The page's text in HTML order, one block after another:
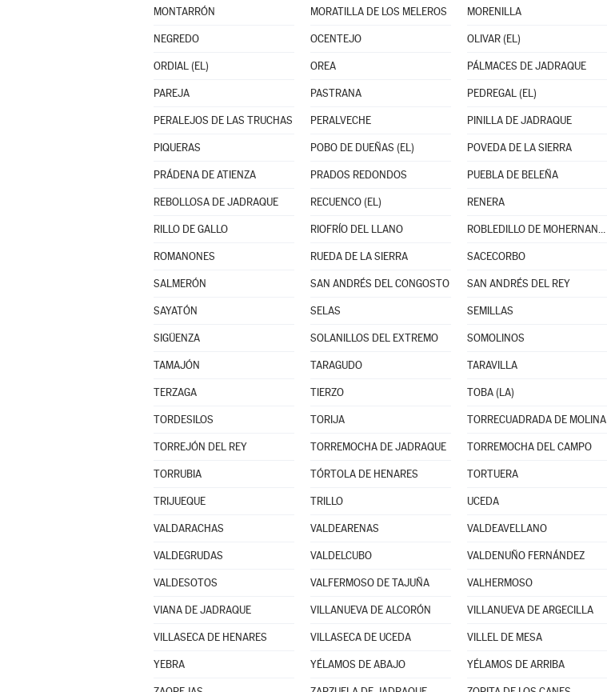
MONTARRÓN MORATILLA DE LOS MELEROS MORENILLA
NEGREDO OCENTEJO OLIVAR (EL)
ORDIAL (EL) OREA PÁLMACES DE JADRAQUE
PAREJA PASTRANA PEDREGAL (EL)
PERALEJOS DE LAS TRUCHAS PERALVECHE PINILLA DE JADRAQUE
PIQUERAS POBO DE DUEÑAS (EL) POVEDA DE LA SIERRA
PRÁDENA DE ATIENZA PRADOS REDONDOS PUEBLA DE BELEÑA
REBOLLOSA DE JADRAQUE RECUENCO (EL) RENERA
RILLO DE GALLO RIOFRÍO DEL LLANO ROBLEDILLO DE MOHERNANDO
ROMANONES RUEDA DE LA SIERRA SACECORBO
SALMERÓN SAN ANDRÉS DEL CONGOSTO SAN ANDRÉS DEL REY
SAYATÓN SELAS SEMILLAS
SIGÜENZA SOLANILLOS DEL EXTREMO SOMOLINOS
TAMAJÓN TARAGUDO TARAVILLA
TERZAGA TIERZO TOBA (LA)
TORDESILOS TORIJA TORRECUADRADA DE MOLINA
TORREJÓN DEL REY TORREMOCHA DE JADRAQUE TORREMOCHA DEL CAMPO
TORRUBIA TÓRTOLA DE HENARES TORTUERA
TRIJUEQUE TRILLO UCEDA
VALDARACHAS VALDEARENAS VALDEAVELLANO
VALDEGRUDAS VALDELCUBO VALDENUÑO FERNÁNDEZ
VALDESOTOS VALFERMOSO DE TAJUÑA VALHERMOSO
VIANA DE JADRAQUE VILLANUEVA DE ALCORÓN VILLANUEVA DE ARGECILLA
VILLASECA DE HENARES VILLASECA DE UCEDA VILLEL DE MESA
YEBRA YÉLAMOS DE ABAJO YÉLAMOS DE ARRIBA